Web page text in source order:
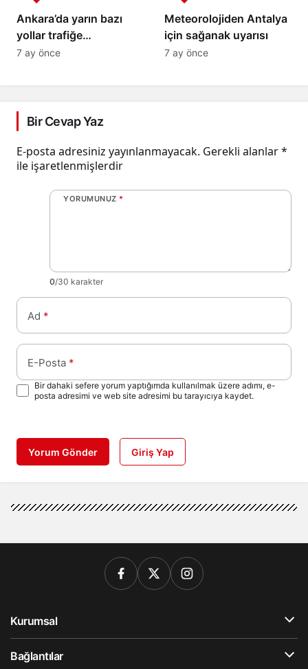
Ankara’da yarın bazı
yollar trafiğe
kapatılacak
7 ay önce
Meteorolojiden Antalya
için sağanak uyarısı
7 ay önce
Bir Cevap Yaz
E-posta adresiniz yayınlanmayacak. Gerekli alanlar*
ile işaretlenmişlerdir
YORUMUNUZ *
0/30 karakter
Ad *
E-Posta *
Bir dahaki sefere yorum yaptığımda kullanılmak üzere adımı, e-
posta adresimi ve web site adresimi bu tarayıcıya kaydet.
Yorum Gönder Giriş Yap
Kurumsal
Bağlantılar